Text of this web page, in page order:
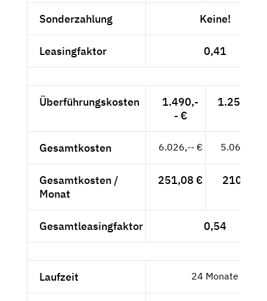
Sonderzahlung Keine!
Leasingfaktor 0,41
Überführungskosten
1.490,-
- €
1.252,10
Gesamtkosten 6.026,-- € 5.063,87
Gesamtkosten /
Monat
251,08 € 210,99 €
Gesamtleasingfaktor 0,54
Laufzeit 24 Monate